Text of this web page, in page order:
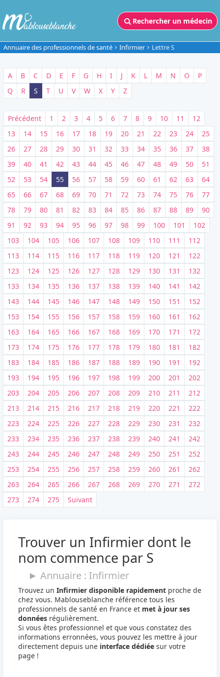
Rechercher un médecin
Annuaire des professionnels de santé Infirmier Lettre S
A B C D E F G H I J K L M N O
P
Q
R S T U V W X Y Z
Précédent 1 2 3 4 5 6 7 8 9 10 11
12
13
14 15 16 17 18 19 20 21 22 23 24
25
26
27 28 29 30 31 32 33 34 35 36 37
38
39
40 41 42 43 44 45 46 47 48 49 50
51
52
53 54 55 56 57 58 59 60 61 62 63
64
65
66 67 68 69 70 71 72 73 74 75 76
77
78
79 80 81 82 83 84 85 86 87 88 89
90
91
92 93 94 95 96 97 98 99 100 101
102
103
104 105 106 107 108 109 110 111
112
113
114 115 116 117 118 119 120 121
122
123
124 125 126 127 128 129 130 131
132
133
134 135 136 137 138 139 140 141
142
143
144 145 146 147 148 149 150 151
152
153
154 155 156 157 158 159 160 161
162
163
164 165 166 167 168 169 170 171
172
173
174 175 176 177 178 179 180 181
182
183
184 185 186 187 188 189 190 191
192
193
194 195 196 197 198 199 200 201
202
203
204 205 206 207 208 209 210 211
212
213
214 215 216 217 218 219 220 221
222
223
224 225 226 227 228 229 230 231
232
233
234 235 236 237 238 239 240 241
242
243
244 245 246 247 248 249 250 251
252
253
254 255 256 257 258 259 260 261
262
263
264 265 266 267 268 269 270 271
272
273
274 275 Suivant
Trouver un Infirmier dont le
nom commence par S
► Annuaire : Infirmier
Trouvez unInfirmier disponible rapidement proche de
chez vous. Mablouseblanche référence tous les
professionnels de santé en France et met à jour ses
données régulièrement.
Si vous êtes professionnel et que vous constatez des
informations erronnées, vous pouvez les mettre à jour
directement depuis une interface dédiée sur votre
page !